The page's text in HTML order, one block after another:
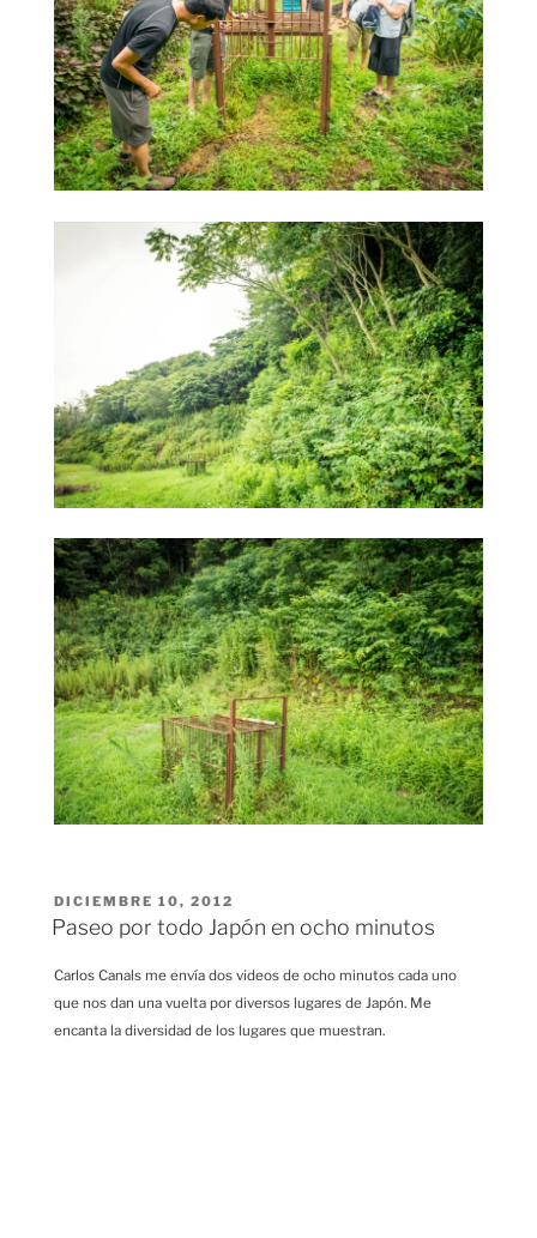
PUBLICADO
EL
DICIEMBRE 10, 2012
Paseo por todo Japón en ocho minutos
Carlos Canals me envía dos videos de ocho minutos cada uno
que nos dan una vuelta por diversos lugares de Japón. Me
encanta la diversidad de los lugares que muestran.